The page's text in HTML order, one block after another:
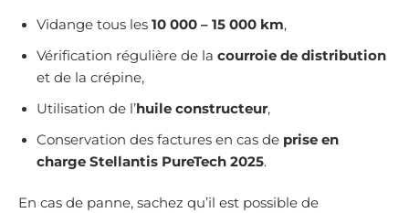
Vidange tous les 10 000 – 15 000 km,
Vérification régulière de la courroie de distribution
et de la crépine,
Utilisation de l’huile constructeur,
Conservation des factures en cas de prise en
charge Stellantis PureTech 2025.
En cas de panne, sachez qu’il est possible de